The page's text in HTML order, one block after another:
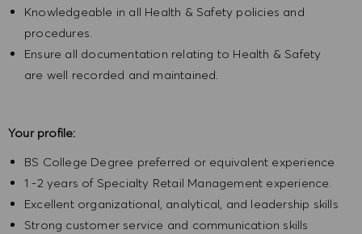
Knowledgeable in all Health & Safety policies and
procedures.
Ensure all documentation relating to Health & Safety
are well recorded and maintained.
Your profile:
BS College Degree preferred or equivalent experience
1 -2 years of Specialty Retail Management experience.
Excellent organizational, analytical, and leadership skills
Strong customer service and communication skills